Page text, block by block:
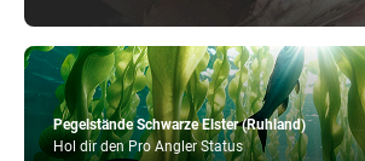
Pegelstände Schwarze Elster (Ruhland)
Hol dir den Pro Angler Status